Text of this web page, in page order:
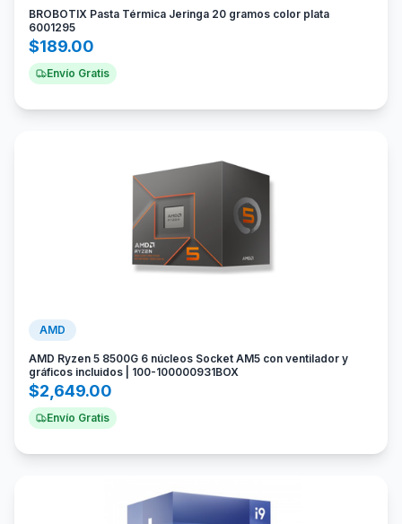
BROBOTIX Pasta Térmica Jeringa 20 gramos color plata
6001295
$189.00
Envío Gratis
AMD
AMD Ryzen 5 8500G 6 núcleos Socket AM5 con ventilador y
gráficos incluidos | 100-100000931BOX
$2,649.00
Envío Gratis